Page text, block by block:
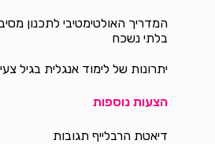
המדריך האולטימטיבי לתכנון
בלתי נשכח
יתרונות של לימוד אנגלית בגיל
הצעות נוספות
דיאטת הרבלייף תגובות